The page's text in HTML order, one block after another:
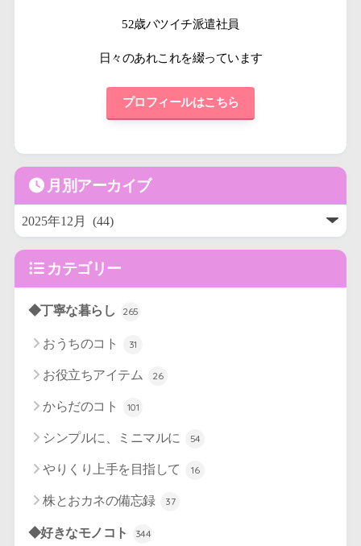
52歳バツイチ派遣社員
日々のあれこれを綴っています
プロフィールはこちら
月別アーカイブ
カテゴリー
◆丁寧な暮らし 265
おうちのコト 31
お役立ちアイテム 26
からだのコト 101
シンプルに、ミニマルに 54
やりくり上手を目指して 16
株とおカネの備忘録 37
◆好きなモノコト 344